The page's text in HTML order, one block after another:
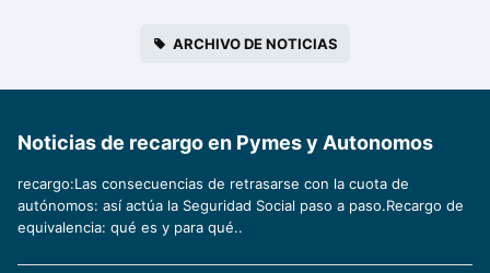
ARCHIVO DE NOTICIAS
Noticias de recargo en Pymes y Autonomos
recargo:Las consecuencias de retrasarse con la cuota de
autónomos: así actúa la Seguridad Social paso a paso.Recargo de
equivalencia: qué es y para qué..